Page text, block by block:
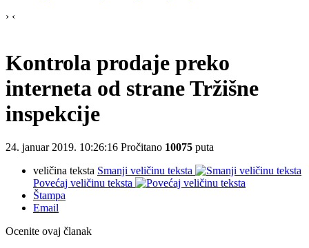
› ‹
Kontrola prodaje preko
interneta od strane Tržišne
inspekcije
24. januar 2019. 10:26:16 Pročitano 10075 puta
veličina teksta Smanji veličinu teksta
Povećaj veličinu teksta
Štampa
Email
Ocenite ovaj članak